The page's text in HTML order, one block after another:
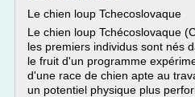
Le chien loup Tchecoslovaque
Le chien loup Tchécoslovaque
les premiers individus sont nés
le fruit d'un programme
d'une race de chien apte au
un potentiel physique plus